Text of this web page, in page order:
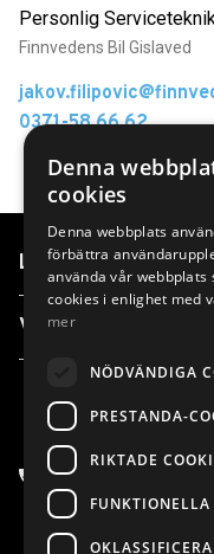
Personlig
Finnvedens Bil Gislaved
0371-58 66 62
Länkar
Våra anläggningar
0370-425 00
00
Denna
cookies
Denna webbplats
förbättra
använda vår
cookies i enlighet med
mer
NÖDVÄNDIGA
PRESTANDA-
RIKTADE
FUNKTIONELLA